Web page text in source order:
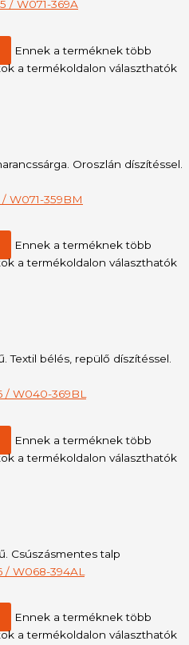
Ennek a terméknek több
a termékoldalon választhatók
Oroszlán díszítéssel.
Ennek a terméknek több
a termékoldalon választhatók
Textil bélés, repülő díszítéssel.
Ennek a terméknek több
a termékoldalon választhatók
Csúszásmentes talp
Ennek a terméknek több
a termékoldalon választhatók